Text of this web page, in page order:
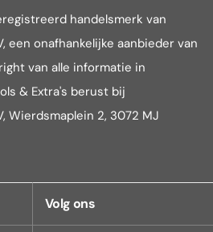
handelsmerk van
een onafhankelijke aanbieder van
van alle informatie in
& Extra's berust bij
Wierdsmaplein 2, 3072 MJ
Volg ons